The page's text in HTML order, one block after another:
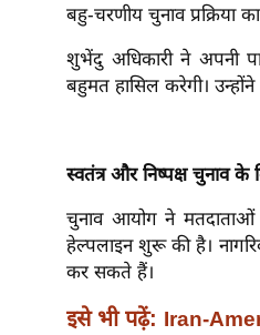
बहु-चरणीय चुनाव
शुभेंदु अधिकारी ने अपनी
बहुमत हासिल करेगी।
स्वतंत्र और निष्पक्ष चुनाव
चुनाव आयोग ने
हेल्पलाइन शुरू की है।
कर सकते हैं।
इसे भी पढ़ें: Iran-